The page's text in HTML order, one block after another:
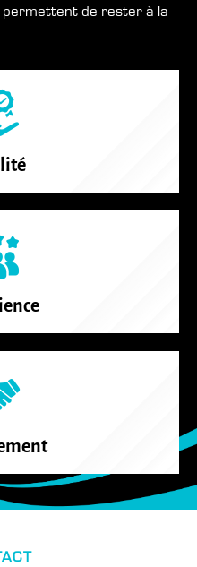
permettent de rester à la